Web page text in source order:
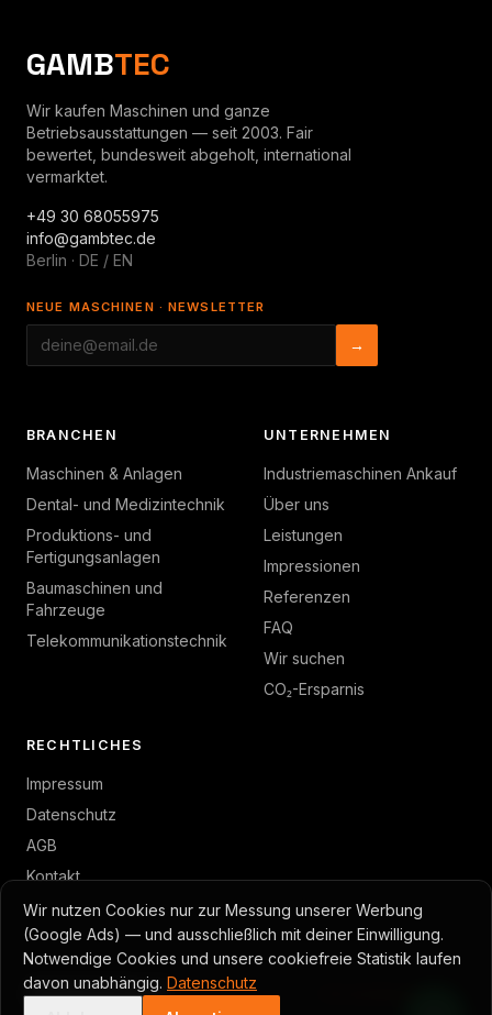
GAMBTEC
Wir kaufen Maschinen und ganze
Betriebsausstattungen — seit 2003. Fair
bewertet, bundesweit abgeholt, international
vermarktet.
+49 30 68055975
info@gambtec.de
Berlin · DE / EN
NEUE MASCHINEN · NEWSLETTER
→
BRANCHEN
Maschinen & Anlagen
Dental- und Medizintechnik
Produktions- und
Fertigungsanlagen
Baumaschinen und
Fahrzeuge
Telekommunikationstechnik
UNTERNEHMEN
Industriemaschinen Ankauf
Über uns
Leistungen
Impressionen
Referenzen
FAQ
Wir suchen
CO₂-Ersparnis
RECHTLICHES
Impressum
Datenschutz
AGB
Kontakt
© 2026 GambTec · Toni Gambino
Cookie-EinstellungenMade with Caddy · Astro
Wir nutzen Cookies nur zur Messung unserer Werbung
(Google Ads) — und ausschließlich mit deiner Einwilligung.
Notwendige Cookies und unsere cookiefreie Statistik laufen
davon unabhängig. Datenschutz